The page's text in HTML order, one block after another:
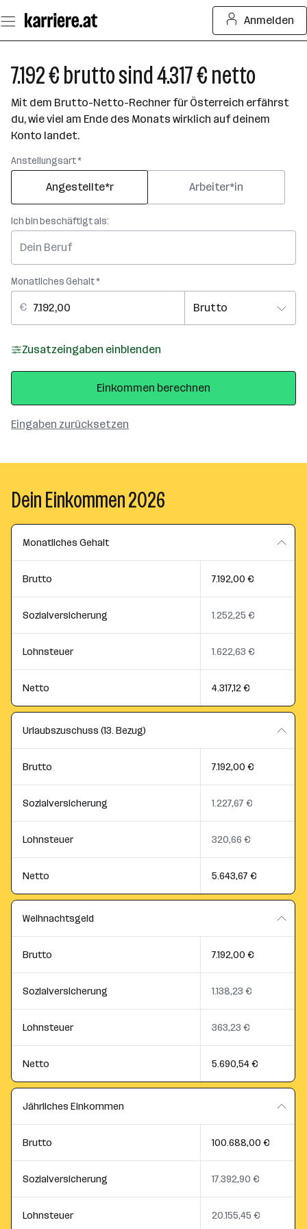
Seiteninhalt
springen
Anmelden
7.192 € brutto sind 4.317 € netto
Mit dem Brutto-Netto-Rechner für Österreich erfährst
du, wie viel am Ende des Monats wirklich auf deinem
Konto landet.
Anstellungsart *
Angestellte*r Arbeiter*in
Ich bin beschäftigt als:
Monatliches Gehalt *
Zusatzeingaben einblenden
Eingaben zurücksetzen
Einkommen berechnen
Dein Einkommen 2026
Monatliches Gehalt
Brutto 7.192,00 €
Sozialversicherung 1.252,25 €
Lohnsteuer 1.622,63 €
Netto 4.317,12 €
Urlaubszuschuss (13. Bezug)
Brutto 7.192,00 €
Sozialversicherung 1.227,67 €
Lohnsteuer 320,66 €
Netto 5.643,67 €
Weihnachtsgeld
Brutto 7.192,00 €
Sozialversicherung 1.138,23 €
Lohnsteuer 363,23 €
Netto 5.690,54 €
Jährliches Einkommen
Brutto 100.688,00 €
Sozialversicherung 17.392,90 €
Lohnsteuer 20.155,45 €